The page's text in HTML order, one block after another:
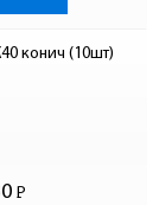
конич (10шт)
Р
-